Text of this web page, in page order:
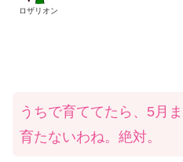
ロザリオン
うちで育ててたら、5月
育たないわね。絶対。